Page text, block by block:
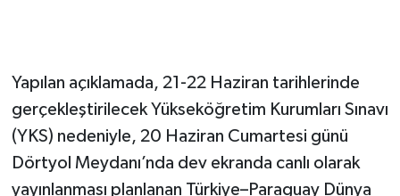
Yapılan açıklamada, 21-22 Haziran tarihlerinde
gerçekleştirilecek Yükseköğretim Kurumları Sınavı
(YKS) nedeniyle, 20 Haziran Cumartesi günü
Dörtyol Meydanı’nda dev ekranda canlı olarak
yayınlanması planlanan Türkiye–Paraguay Dünya